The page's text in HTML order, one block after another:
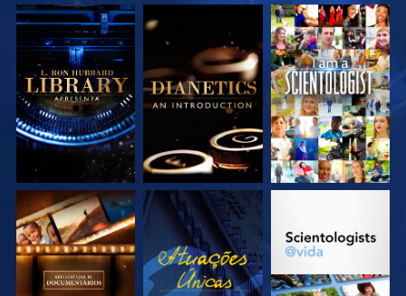
EXPLORE A SÉRIE EXPLORE A SÉRIE VEJA
EXPLORE A SÉRIE VEJA EXPLORE A SÉRIE